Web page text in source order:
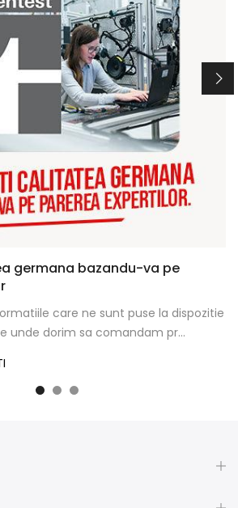
germana bazandu-va pe
care ne sunt puse la dispozitie
unde dorim sa comandam pr...